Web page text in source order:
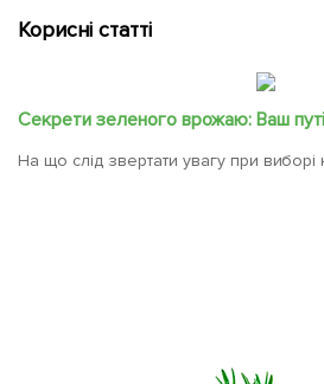
Корисні статті
Секрети зеленого врожаю: Ваш
На що слід звертати увагу при виборі